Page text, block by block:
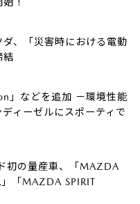
ダ、「災害時における電動
結
」などを追加 －環境性能
ィーゼルにスポーティで
初の量産車、「MAZDA
「MAZDA SPIRIT